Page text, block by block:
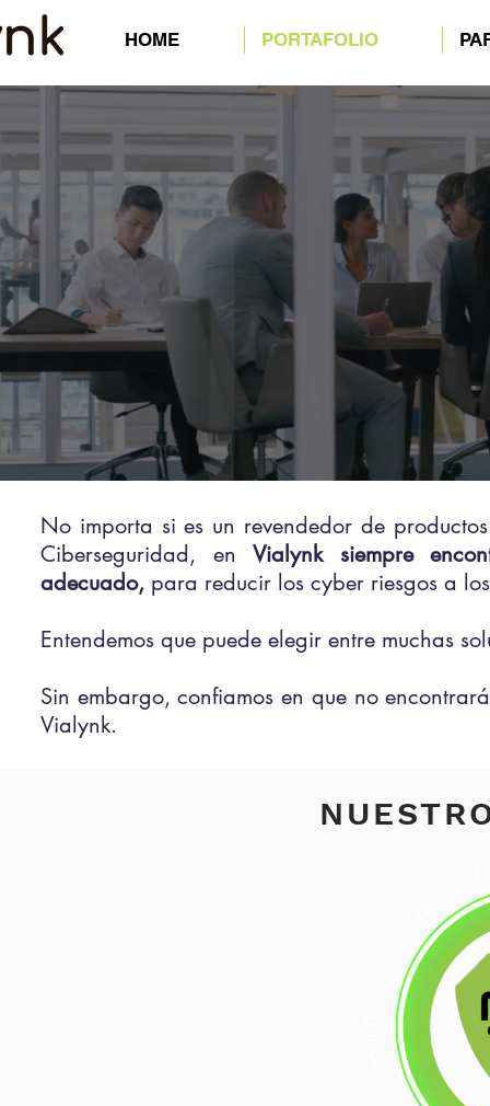
HOME PORTAFOLIO
No importa si es un revendedor de
Ciberseguridad, en Vialynk siempre
adecuado, para reducir los cyber riesgos a
Entendemos que puede elegir entre muchas
Sin embargo, confiamos en que no
Vialynk.